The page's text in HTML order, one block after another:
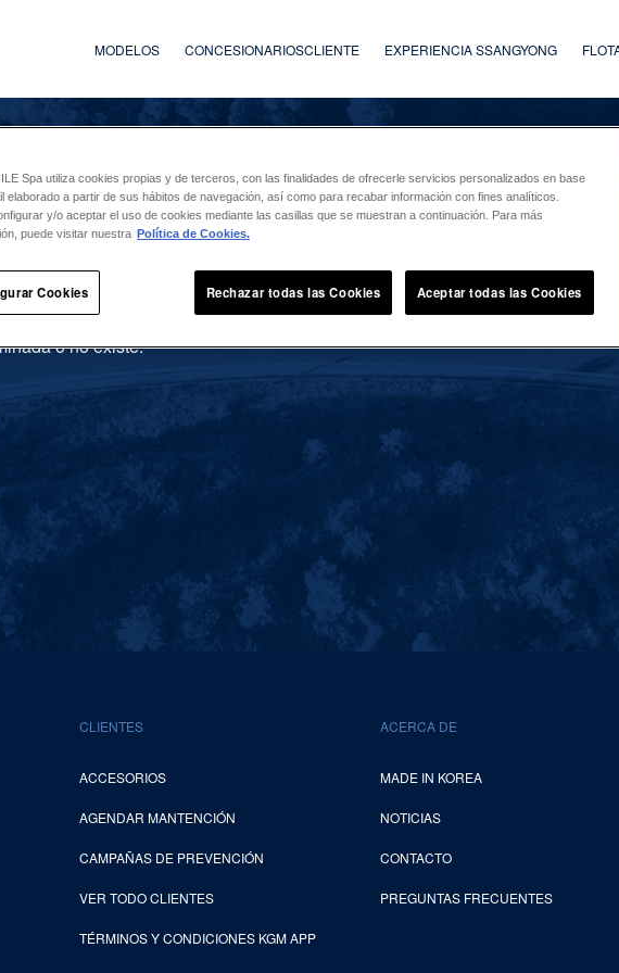
MODELOS CONCESIONARIOSCLIENTE EXPERIENCIA SSANGYONG
o no existe.
CLIENTES
ACCESORIOS
AGENDAR MANTENCIÓN
CAMPAÑAS DE PREVENCIÓN
VER TODO CLIENTES
TÉRMINOS Y CONDICIONES KGM APP
ACERCA DE
MADE IN KOREA
NOTICIAS
CONTACTO
PREGUNTAS FRECUENTES
Spa utiliza cookies propias y de terceros, con las finalidades de ofrecerle servicios personalizados en base
elaborado a partir de sus hábitos de navegación, así como para recabar información con fines analíticos.
y/o aceptar el uso de cookies mediante las casillas que se muestran a continuación. Para más
puede visitar nuestra Política de Cookies.
Cookies Rechazar todas las Cookies Aceptar todas las Cookies